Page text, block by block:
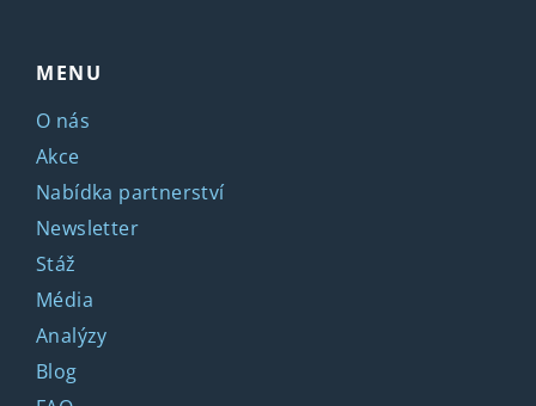
MENU
O nás
Akce
Nabídka partnerství
Newsletter
Stáž
Média
Analýzy
Blog